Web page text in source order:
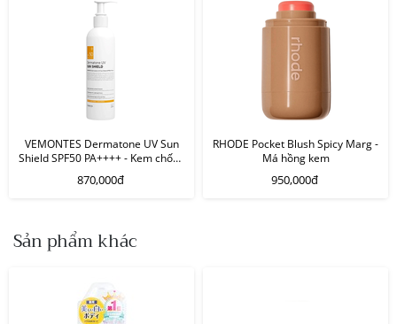
VEMONTES Dermatone UV Sun
Shield SPF50 PA++++ - Kem chống
nắng body
870,000đ
RHODE Pocket Blush Spicy Marg -
Má hồng kem
950,000đ
Sản phẩm khác